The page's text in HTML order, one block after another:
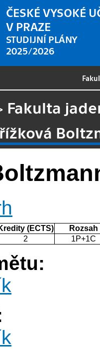
ČESKÉ VYSOKÉ
V PRAZE
STUDIJNÍ PLÁNY
2025/2026
Fakulta
(ECTS)
Rozsah
2 1P+1C